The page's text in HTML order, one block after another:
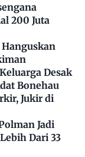
200 Juta
Desak
Bonehau
Jukir di
Jadi
Dari 33